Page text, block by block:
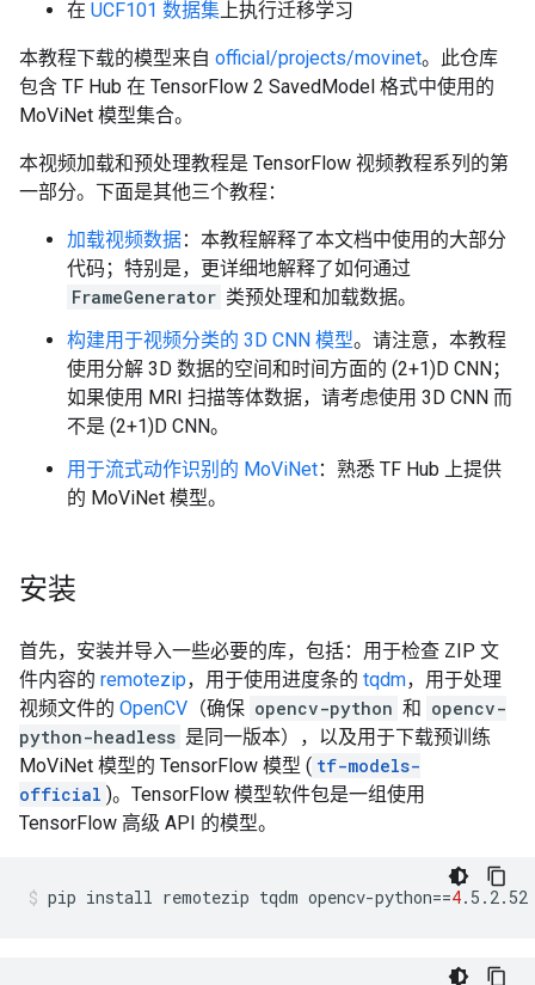
在 UCF101 数据集上执行迁移学习
本教程下载的模型来自 official/projects/movinet。此仓库
包含 TF Hub 在 TensorFlow 2 SavedModel 格式中使用的
MoViNet 模型集合。
本视频加载和预处理教程是 TensorFlow 视频教程系列的第
一部分。下面是其他三个教程：
加载视频数据：本教程解释了本文档中使用的大部分
代码；特别是，更详细地解释了如何通过
FrameGenerator 类预处理和加载数据。
构建用于视频分类的 3D CNN 模型。请注意，本教程
使用分解 3D 数据的空间和时间方面的 (2+1)D CNN；
如果使用 MRI 扫描等体数据，请考虑使用 3D CNN 而
不是 (2+1)D CNN。
用于流式动作识别的 MoViNet：熟悉 TF Hub 上提供
的 MoViNet 模型。
安装
首先，安装并导入一些必要的库，包括：用于检查 ZIP 文
件内容的 remotezip，用于使用进度条的 tqdm，用于处理
视频文件的 OpenCV （确保 opencv-python 和 opencv-
python-headless 是同一版本），以及用于下载预训练
MoViNet 模型的 TensorFlow 模型 ( tf-models-
official )。TensorFlow 模型软件包是一组使用
TensorFlow 高级 API 的模型。
pip install remotezip tqdm opencv-python==4.5.2.52